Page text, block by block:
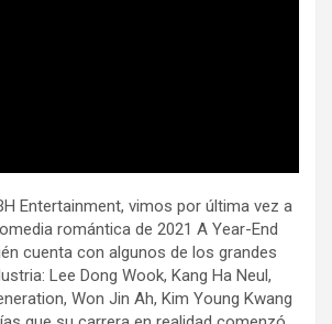
Entertainment, vimos por última vez a
romántica de 2021 A Year-End
cuenta con algunos de los grandes
Lee Dong Wook, Kang Ha Neul,
Won Jin Ah, Kim Young Kwang